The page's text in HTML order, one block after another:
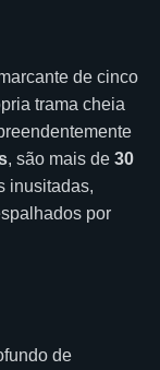
de cinco
trama cheia
, são mais de 30
inusitadas,
por
de